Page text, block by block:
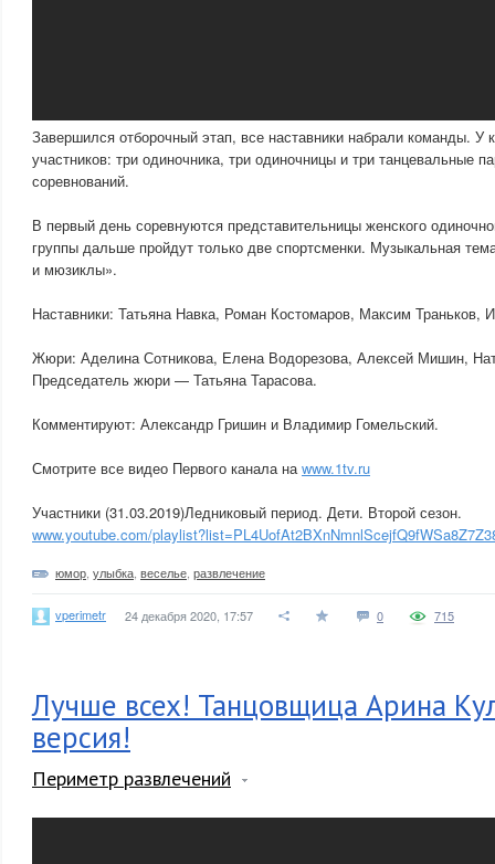
Завершился отборочный этап, все наставники набрали команды. У
участников: три одиночника, три одиночницы и три танцевальные
соревнований.
В первый день соревнуются представительницы женского
группы дальше пройдут только две спортсменки. Музыкальная
и мюзиклы».
Наставники: Татьяна Навка, Роман Костомаров, Максим Траньков,
Жюри: Аделина Сотникова, Елена Водорезова, Алексей Мишин,
Председатель жюри — Татьяна Тарасова.
Комментируют: Александр Гришин и Владимир Гомельский.
Смотрите все видео Первого канала наwww.1tv.ru
Участники (31.03.2019)Ледниковый период. Дети. Второй сезон.
www.youtube.com/
юмор улыбка веселье развлечение
vperimetr 24 декабря 2020, 17:57 0 715
Лучше всех! Танцовщица Арина
версия!
Периметр развлечений